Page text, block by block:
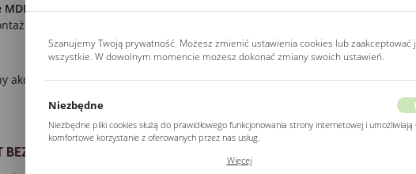
bez podświetlenia LED. Rama
mechaniczny bez elektryka.
akcent na ścianie. Uniwersalny
Szanujemy Twoją prywatność. Możesz zmienić ustawienia cookies lub zaakceptować
wszystkie. W dowolnym momencie możesz dokonać zmiany swoich ustawień.
Niezbędne
Niezbędne pliki cookies służą do prawidłowego funkcjonowania strony internetowej i umożliwiają
komfortowe korzystanie z oferowanych przez nas usług.
Twoich ustawień preferencji prywatności, logowania czy wypełniania formularzy. Dzięki plikom
Więcej